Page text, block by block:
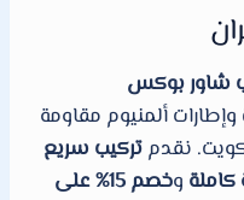
شاور بوكس
ألمنيوم مقاومة
نقدمتركيب سريع
و
خصم 15% على